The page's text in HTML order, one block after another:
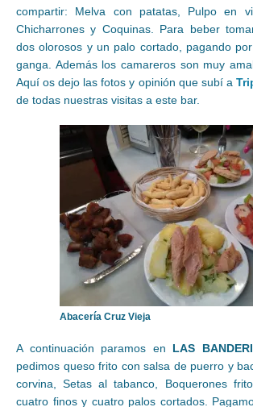
compartir: Melva con patatas, Pulpo en
Chicharrones y Coquinas. Para beber
dos olorosos y un palo cortado, pagando
ganga. Además los camareros son muy
Aquí os dejo las fotos y opinión que subí a
de todas nuestras visitas a este bar.
Abacería Cruz Vieja
A continuación paramos en LAS
pedimos queso frito con salsa de puerro y
corvina, Setas al tabanco, Boquerones
cuatro finos y cuatro palos cortados.